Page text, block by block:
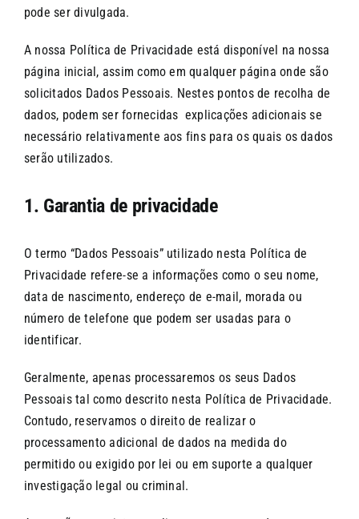
pode ser divulgada.
A nossa Política de Privacidade está disponível na nossa
página inicial, assim como em qualquer página onde são
solicitados Dados Pessoais. Nestes pontos de recolha de
dados, podem ser fornecidas explicações adicionais se
necessário relativamente aos fins para os quais os dados
serão utilizados.
1. Garantia de privacidade
O termo “Dados Pessoais” utilizado nesta Política de
Privacidade refere-se a informações como o seu nome,
data de nascimento, endereço de e-mail, morada ou
número de telefone que podem ser usadas para o
identificar.
Geralmente, apenas processaremos os seus Dados
Pessoais tal como descrito nesta Política de Privacidade.
Contudo, reservamos o direito de realizar o
processamento adicional de dados na medida do
permitido ou exigido por lei ou em suporte a qualquer
investigação legal ou criminal.